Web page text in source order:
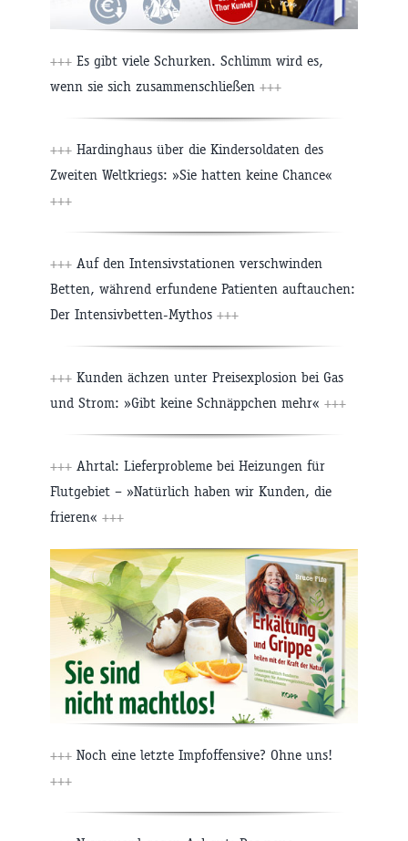
+++ Es gibt viele Schurken. Schlimm wird es,
wenn sie sich zusammenschließen +++
+++ Hardinghaus über die Kindersoldaten des
Zweiten Weltkriegs: »Sie hatten keine Chance«
+++
+++ Auf den Intensivstationen verschwinden
Betten, während erfundene Patienten auftauchen:
Der Intensivbetten-Mythos +++
+++ Kunden ächzen unter Preisexplosion bei Gas
und Strom: »Gibt keine Schnäppchen mehr« +++
+++ Ahrtal: Lieferprobleme bei Heizungen für
Flutgebiet – »Natürlich haben wir Kunden, die
frieren« +++
+++ Noch eine letzte Impfoffensive? Ohne uns!
+++